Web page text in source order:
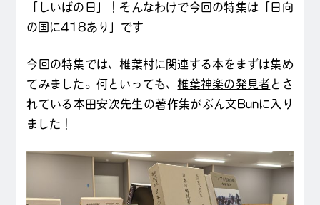
「しいばの日」！そんなわけで今回の特集は「日向
の国に418あり」です
今回の特集では、椎葉村に関連する本をまずは集め
てみました。何といっても、椎葉神楽の発見者とさ
れている本田安次先生の著作集がぶん文Bunに入り
ました！